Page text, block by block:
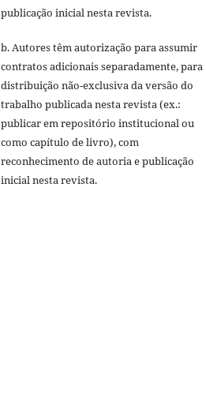
publicação inicial nesta revista.
b. Autores têm autorização para assumir
contratos adicionais separadamente, para
distribuição não-exclusiva da versão do
trabalho publicada nesta revista (ex.:
publicar em repositório institucional ou
como capítulo de livro), com
reconhecimento de autoria e publicação
inicial nesta revista.